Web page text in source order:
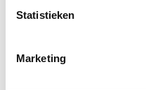
Statistieken
Marketing